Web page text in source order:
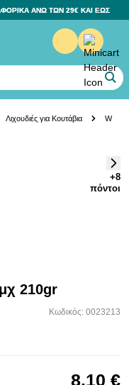
ΑΝΩ ΤΩΝ 29€ ΚΑΙ ΕΩΣ
Λιχουδιές για Κουτάβια
+8
πόντοι
210gr
Κωδικός: 0023213
8,10 €